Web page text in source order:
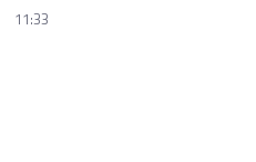
11:33